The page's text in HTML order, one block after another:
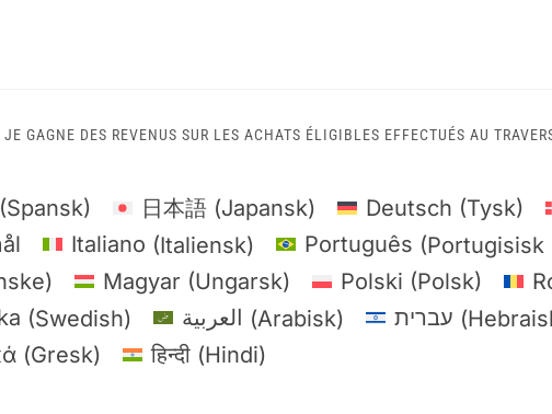
DES REVENUS SUR LES ACHATS ÉLIGIBLES EFFECTUÉS AU
(Spansk) 日本語 (Japansk) Deutsch (Tysk)
Italiano (Italiensk) Português (Portugisisk
) Magyar (Ungarsk) Polski (Polsk)
(Swedish) العربية (Arabisk) עברית (
(Gresk) हिन्दी (Hindi)